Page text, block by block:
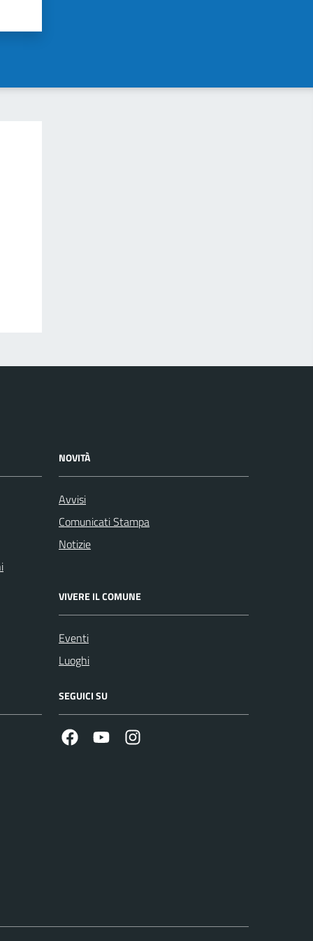
NOVITÀ
Avvisi
Comunicati Stampa
Notizie
VIVERE IL COMUNE
Eventi
Luoghi
SEGUICI SU
FacebookYoutube